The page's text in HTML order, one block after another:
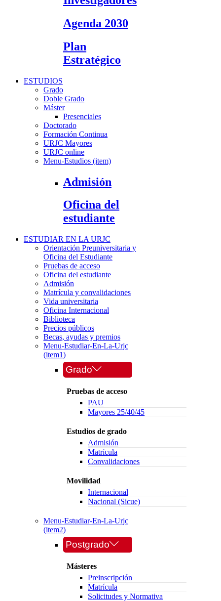
Agenda 2030
Plan
Estratégico
ESTUDIOS
Grado
Doble Grado
Máster
Presenciales
Doctorado
Formación Continua
URJC Mayores
URJC online
Menu-Estudios (item)
Admisión
Oficina del
estudiante
ESTUDIAR EN LA URJC
Orientación Preuniversitaria y
Oficina del Estudiante
Pruebas de acceso
Oficina del estudiante
Admisión
Matrícula y convalidaciones
Vida universitaria
Oficina Internacional
Biblioteca
Precios públicos
Becas, ayudas y premios
Menu-Estudiar-En-La-Urjc
(item1)
Grado
Pruebas de acceso
PAU
Mayores 25/40/45
Estudios de grado
Admisión
Matrícula
Convalidaciones
Movilidad
Internacional
Nacional (Sicue)
Menu-Estudiar-En-La-Urjc
(item2)
Postgrado
Másteres
Preinscripción
Matrícula
Solicitudes y Normativa